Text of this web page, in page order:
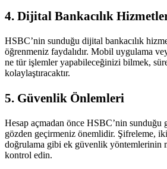
4. Dijital Bankacılık
HSBC’nin sunduğu dijital bankacılık
öğrenmeniz faydalıdır. Mobil uygulama
ne tür işlemler yapabileceğinizi bilmek,
kolaylaştıracaktır.
5. Güvenlik Önlemleri
Hesap açmadan önce HSBC’nin
gözden geçirmeniz önemlidir. Şifreleme,
doğrulama gibi ek güvenlik yöntemlerinin
kontrol edin.